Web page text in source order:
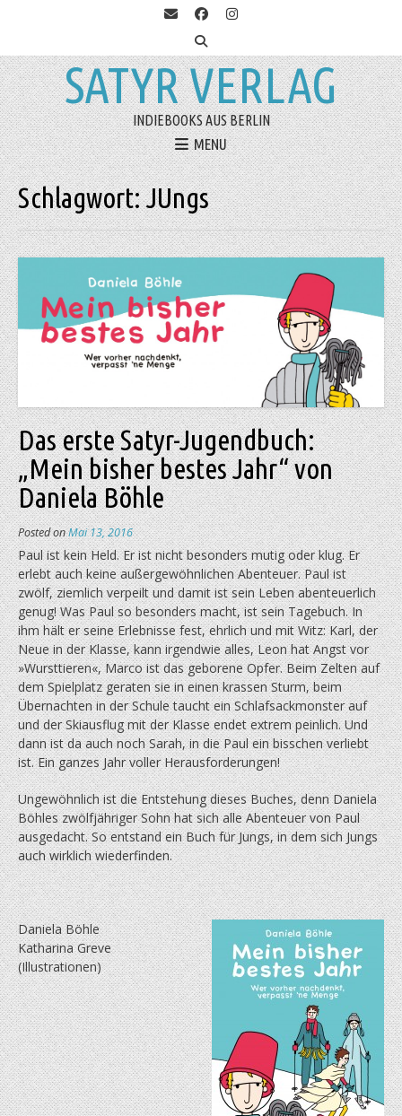
SATYR VERLAG
INDIEBOOKS AUS BERLIN
MENU
Schlagwort:JUngs
Das erste Satyr-Jugendbuch:
„Mein bisher bestes Jahr“ von
Daniela Böhle
Posted onMai 13, 2016
Paul ist kein Held. Er ist nicht besonders mutig oder klug. Er
erlebt auch keine außergewöhnlichen Abenteuer. Paul ist
zwölf, ziemlich verpeilt und damit ist sein Leben abenteuerlich
genug! Was Paul so besonders macht, ist sein Tagebuch. In
ihm hält er seine Erlebnisse fest, ehrlich und mit Witz: Karl, der
Neue in der Klasse, kann irgendwie alles, Leon hat Angst vor
»Wursttieren«, Marco ist das geborene Opfer. Beim Zelten auf
dem Spielplatz geraten sie in einen krassen Sturm, beim
Übernachten in der Schule taucht ein Schlafsackmonster auf
und der Skiausflug mit der Klasse endet extrem peinlich. Und
dann ist da auch noch Sarah, in die Paul ein bisschen verliebt
ist. Ein ganzes Jahr voller Herausforderungen!
Ungewöhnlich ist die Entstehung dieses Buches, denn Daniela
Böhles zwölfjähriger Sohn hat sich alle Abenteuer von Paul
ausgedacht. So entstand ein Buch für Jungs, in dem sich Jungs
auch wirklich wiederfinden.
Daniela Böhle
Katharina Greve
(Illustrationen)